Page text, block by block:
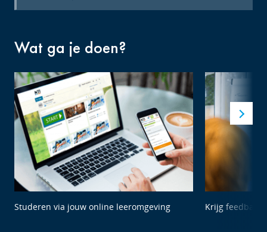
Wat ga je doen?
Studeren via jouw online leeromgeving Krijg feedback